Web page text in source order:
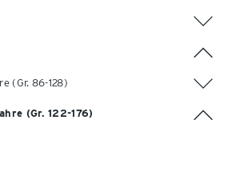
(Gr. 86-128)
(Gr. 122-176)